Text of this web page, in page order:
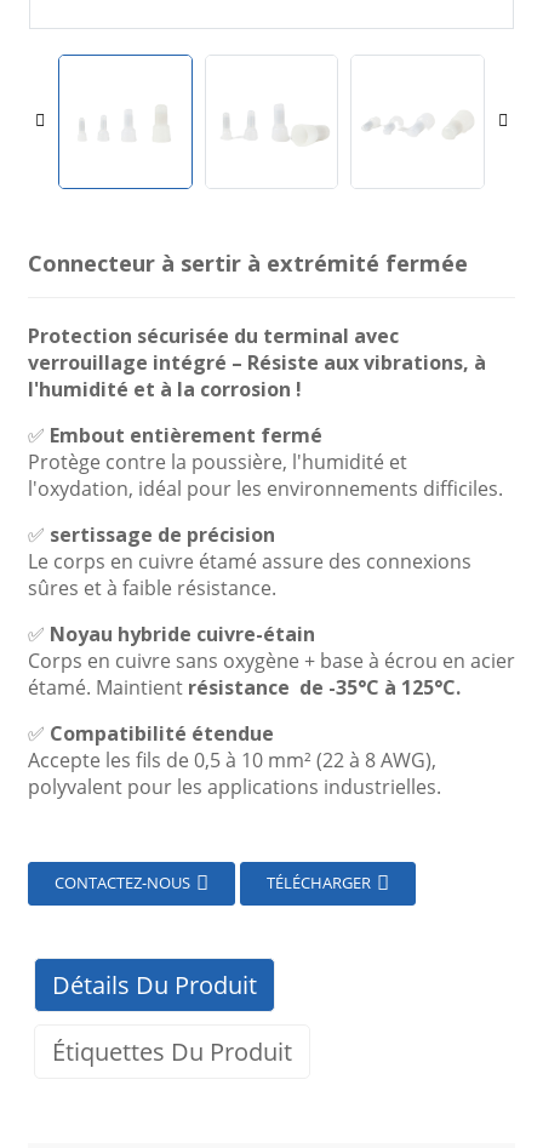
Connecteur à sertir à extrémité fermée
Protection sécurisée du terminal avec
verrouillage intégré – Résiste aux vibrations, à
l'humidité et à la corrosion !
✅ Embout entièrement fermé
Protège contre la poussière, l'humidité et
l'oxydation, idéal pour les environnements difficiles.
✅ sertissage de précision
Le corps en cuivre étamé assure des connexions
sûres et à faible résistance.
✅ Noyau hybride cuivre-étain
Corps en cuivre sans oxygène + base à écrou en acier
étamé. Maintient résistance de -35°C à 125°C.
✅ Compatibilité étendue
Accepte les fils de 0,5 à 10 mm² (22 à 8 AWG),
polyvalent pour les applications industrielles.
CONTACTEZ-NOUS TÉLÉCHARGER
Détails Du Produit
Étiquettes Du Produit